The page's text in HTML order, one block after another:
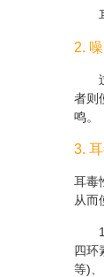
2.
者则
鸣。
3.
耳毒
从而
四环
等)